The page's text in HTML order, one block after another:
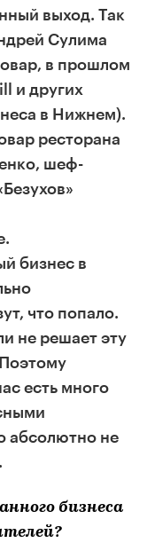
выход. Так
Сулима
в прошлом
и других
в Нижнем).
ресторана
шеф-
бизнес в
что попало.
не решает эту
есть много
абсолютно не
бизнеса